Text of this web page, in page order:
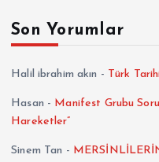
Son Yorumlar
Halil ibrahim akın - Türk
Hasan - Manifest Grubu
Hareketler”
Sinem Tan -